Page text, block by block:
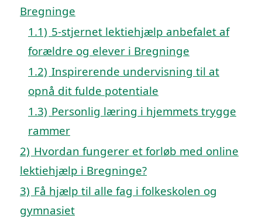
Bregninge
1.1) 5-stjernet lektiehjælp anbefalet af
forældre og elever i Bregninge
1.2) Inspirerende undervisning til at
opnå dit fulde potentiale
1.3) Personlig læring i hjemmets trygge
rammer
2) Hvordan fungerer et forløb med online
lektiehjælp i Bregninge?
3) Få hjælp til alle fag i folkeskolen og
gymnasiet